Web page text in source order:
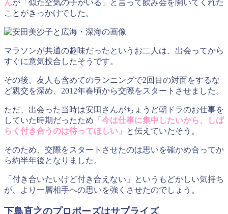
んが「似た空気の子がいる」と言って飲み会を開いてくれた
ことがきっかけでした。
マラソンが共通の趣味だったというお二人は、出会ってから
すぐに意気投合したそうです。
その後、友人も含めてのランニングで2回目の対面をするな
ど親交を深め、2012年春頃から交際をスタートさせました。
ただ、出会った当時は安田さんがちょうど朝ドラのお仕事を
していた時期だったため 「今は仕事に集中したいから、しば
らく付き合うのは待ってほしい」
と伝えていたそう。
そのため、交際をスタートさせたのは思いを確かめ合ってか
ら約半年後となりました。
「付き合いたいけど付き合えない」というもどかしい気持ち
が、より一層相手への思いを強くさせたのでしょう。
下鳥直之のプロポーズはサプライズ